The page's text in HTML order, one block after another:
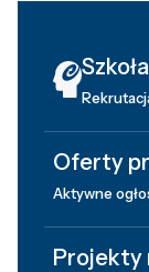
Oferty
Aktywne
Projekty